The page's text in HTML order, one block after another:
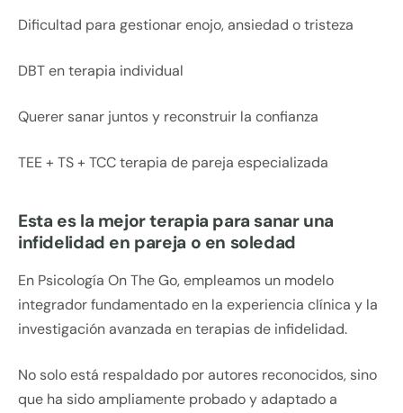
Dificultad para gestionar enojo, ansiedad o tristeza
DBT en terapia individual
Querer sanar juntos y reconstruir la confianza
TEE + TS + TCC terapia de pareja especializada
Esta es la mejor terapia para sanar una
infidelidad en pareja o en soledad
En Psicología On The Go, empleamos un modelo
integrador fundamentado en la experiencia clínica y la
investigación avanzada en terapias de infidelidad.
No solo está respaldado por autores reconocidos, sino
que ha sido ampliamente probado y adaptado a